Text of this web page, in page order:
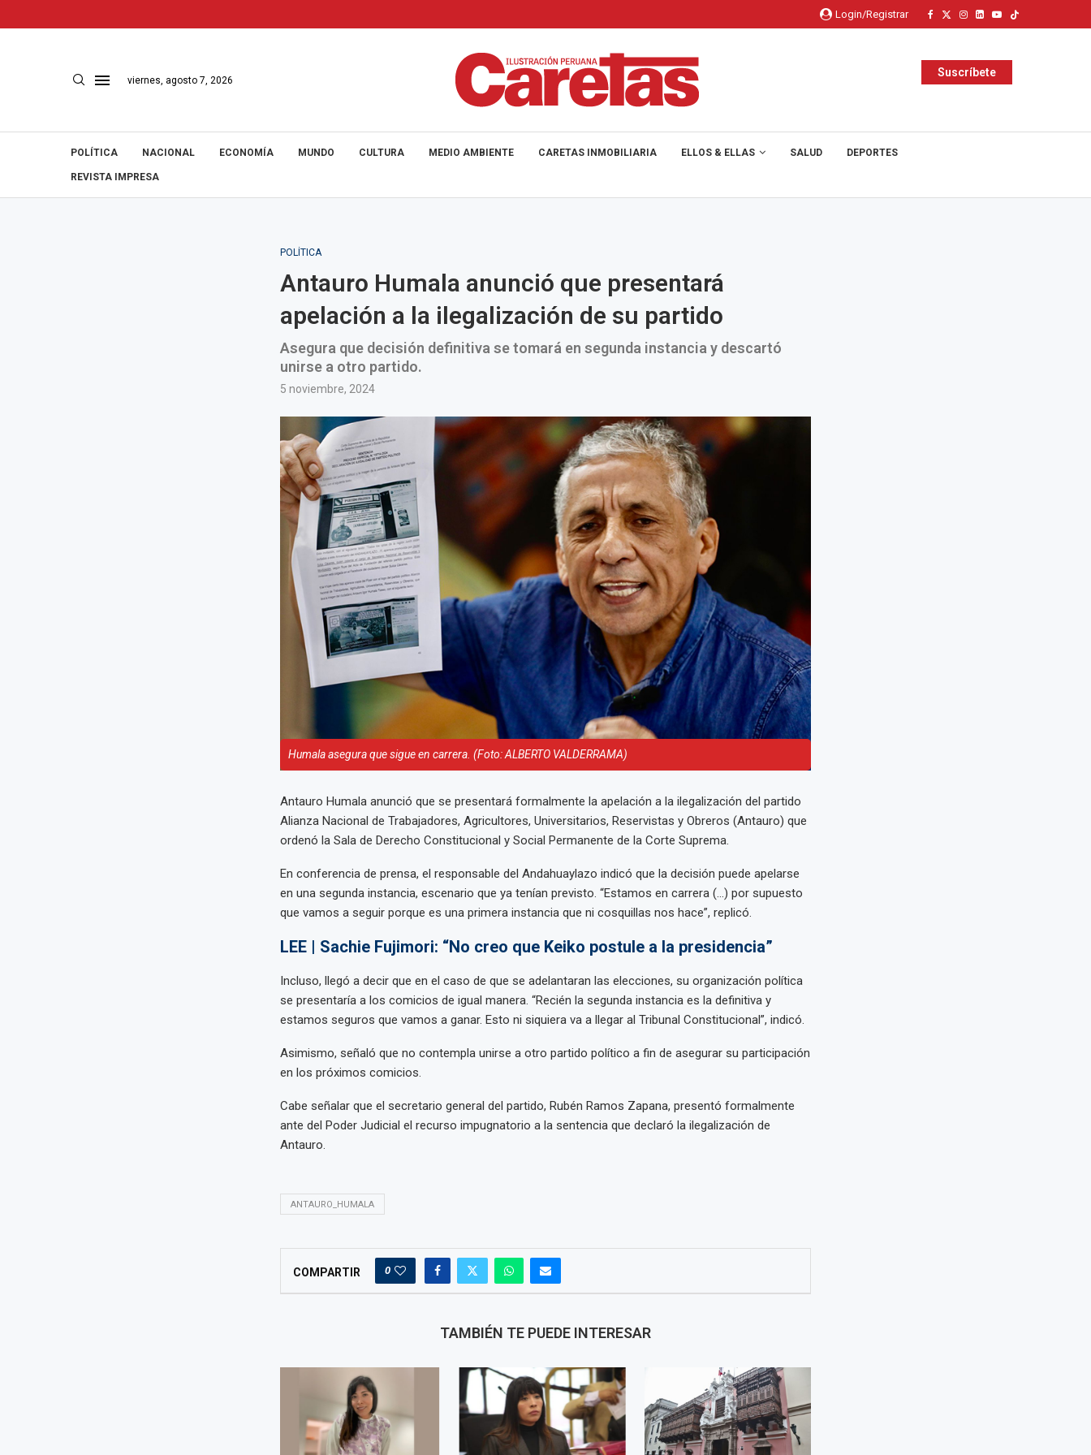
Login/Registrar
viernes, agosto 7, 2026
Suscríbete
POLÍTICA NACIONAL ECONOMÍA MUNDO CULTURA MEDIO AMBIENTE CARETAS INMOBILIARIA ELLOS & ELLAS SALUD DEPORTES
REVISTA IMPRESA
POLÍTICA
Antauro Humala anunció que presentará
apelación a la ilegalización de su partido
Asegura que decisión definitiva se tomará en segunda instancia y descartó
unirse a otro partido.
5 noviembre, 2024
Humala asegura que sigue en carrera. (Foto: ALBERTO VALDERRAMA)
Antauro Humala anunció que se presentará formalmente la apelación a la ilegalización del partido
Alianza Nacional de Trabajadores, Agricultores, Universitarios, Reservistas y Obreros (Antauro) que
ordenó la Sala de Derecho Constitucional y Social Permanente de la Corte Suprema.
En conferencia de prensa, el responsable del Andahuaylazo indicó que la decisión puede apelarse
en una segunda instancia, escenario que ya tenían previsto. “Estamos en carrera (…) por supuesto
que vamos a seguir porque es una primera instancia que ni cosquillas nos hace”, replicó.
LEE | Sachie Fujimori: “No creo que Keiko postule a la presidencia”
Incluso, llegó a decir que en el caso de que se adelantaran las elecciones, su organización política
se presentaría a los comicios de igual manera. “Recién la segunda instancia es la definitiva y
estamos seguros que vamos a ganar. Esto ni siquiera va a llegar al Tribunal Constitucional”, indicó.
Asimismo, señaló que no contempla unirse a otro partido político a fin de asegurar su participación
en los próximos comicios.
Cabe señalar que el secretario general del partido, Rubén Ramos Zapana, presentó formalmente
ante del Poder Judicial el recurso impugnatorio a la sentencia que declaró la ilegalización de
Antauro.
ANTAURO_HUMALA
COMPARTIR 0
TAMBIÉN TE PUEDE INTERESAR